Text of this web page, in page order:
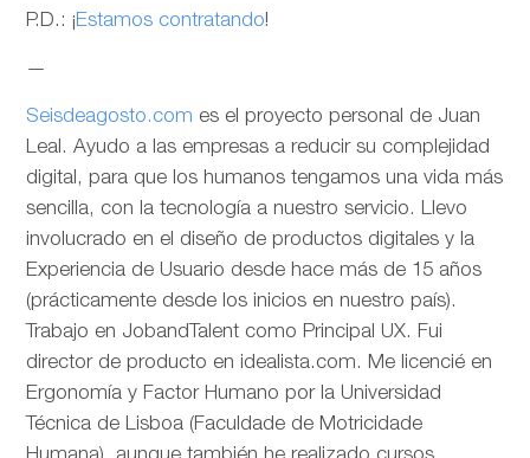
P.D.: ¡Estamos contratando!
—
Seisdeagosto.com es el proyecto personal de Juan
Leal. Ayudo a las empresas a reducir su complejidad
digital, para que los humanos tengamos una vida más
sencilla, con la tecnología a nuestro servicio. Llevo
involucrado en el diseño de productos digitales y la
Experiencia de Usuario desde hace más de 15 años
(prácticamente desde los inicios en nuestro país).
Trabajo en JobandTalent como Principal UX. Fui
director de producto en idealista.com. Me licencié en
Ergonomía y Factor Humano por la Universidad
Técnica de Lisboa (Faculdade de Motricidade